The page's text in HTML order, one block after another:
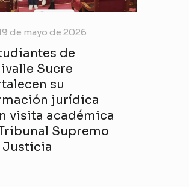
de mayo de 2026
de
Sucre
su
jurídica
visita académica
Supremo
Justicia